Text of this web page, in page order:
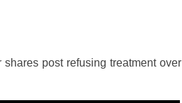
post refusing treatment over